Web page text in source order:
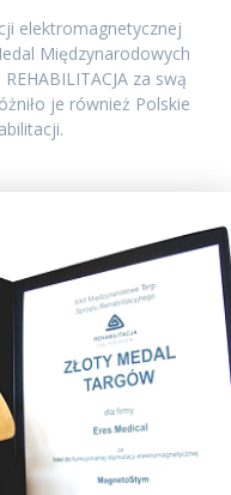
elektromagnetycznej
Międzynarodowych
za swą
je również Polskie